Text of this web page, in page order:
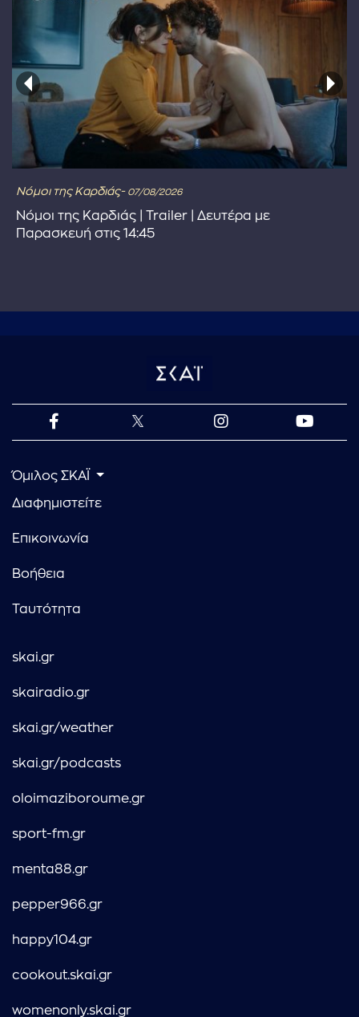
Νόμοι της Καρδιάς- 07/08/2026
Νόμοι της Καρδιάς | Trailer | Δευτέρα με
Παρασκευή στις 14:45
Όμιλος ΣΚΑΪ
Διαφημιστείτε
Επικοινωνία
Βοήθεια
Ταυτότητα
skai.gr
skairadio.gr
skai.gr/weather
skai.gr/podcasts
oloimaziboroume.gr
sport-fm.gr
menta88.gr
pepper966.gr
happy104.gr
cookout.skai.gr
womenonly.skai.gr